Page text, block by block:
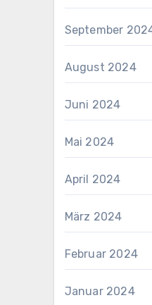
September
August 2024
Juni 2024
Mai 2024
April 2024
März 2024
Februar 2024
Januar 2024